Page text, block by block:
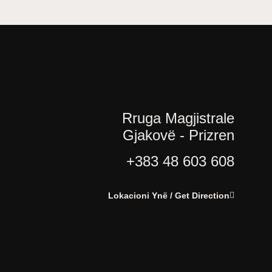
Rruga Magjistrale
Gjakovë - Prizren
+383 48 603 608
Lokacioni Ynë / Get Direction